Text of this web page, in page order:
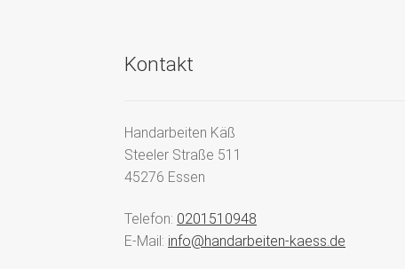
Kontakt
Handarbeiten Käß
Steeler Straße 511
45276 Essen
Telefon: 0201510948
E-Mail: info@handarbeiten-kaess.de